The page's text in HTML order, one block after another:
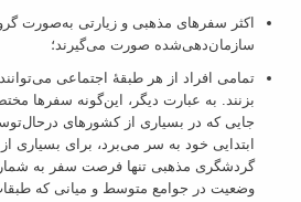
اکثر سفرهای مذهبی و زیارتی به‌صورت
سازمان‌دهی‌شده صورت می‌گیرند؛
تمامی افراد از هر طبقۀ اجتماعی
بزنند. به عبارت دیگر، این‌گونه سفرها
جایی که در بسیاری از کشورهای
ابتدایی خود به سر می‌برد، برای بسیاری
گردشگری مذهبی تنها فرصت سفر به
وضعیت در جوامع متوسط و میانی که